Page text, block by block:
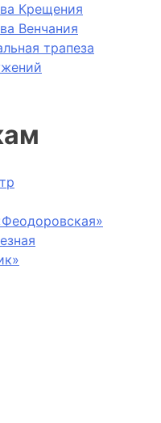
Крещения
Венчания
трапеза